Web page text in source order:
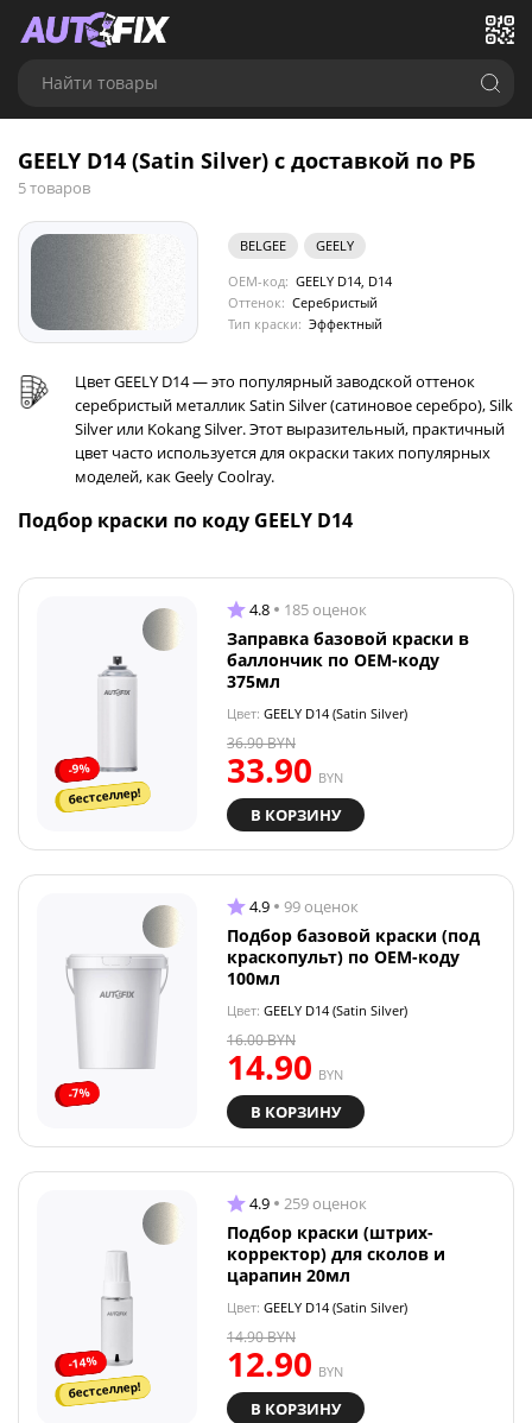
Найти товары
GEELY D14 (Satin Silver) с доставкой по РБ
5 товаров
BELGEE
GEELY
OEM-код: GEELY D14, D14
Оттенок: Серебристый
Тип краски: Эффектный
Цвет GEELY D14 — это популярный заводской оттенок
серебристый металлик Satin Silver (сатиновое серебро), Silk
Silver или Kokang Silver. Этот выразительный, практичный
цвет часто используется для окраски таких популярных
моделей, как Geely Coolray.
Подбор краски по коду GEELY D14
-9%
бестселлер!
4.8 185 оценок
Заправка базовой краски в
баллончик по OEM-коду
375мл
Цвет: GEELY D14 (Satin Silver)
33.90 BYN
36.90BYN
В КОРЗИНУ
-7%
4.9 99 оценок
Подбор базовой краски (под
краскопульт) по OEM-коду
100мл
Цвет: GEELY D14 (Satin Silver)
14.90 BYN
16.00BYN
В КОРЗИНУ
-14%
бестселлер!
4.9 259 оценок
Подбор краски (штрих-
корректор) для сколов и
царапин 20мл
Цвет: GEELY D14 (Satin Silver)
12.90 BYN
14.90BYN
В КОРЗИНУ